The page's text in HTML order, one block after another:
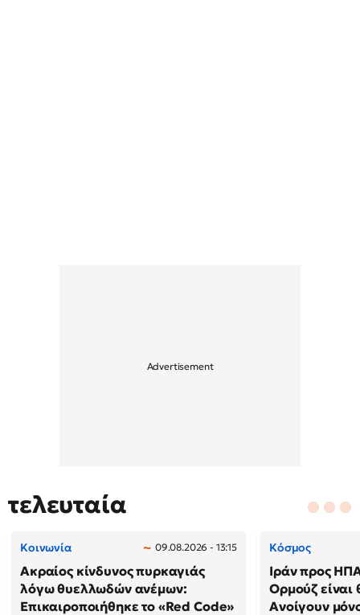
τελευταία
Κοινωνία 09.08.2026 - 13:15
Ακραίος κίνδυνος πυρκαγιάς
λόγω θυελλωδών ανέμων:
Επικαιροποιήθηκε το «Red Code»
Κόσμος
Ιράν προς
Ορμούζ είναι
Ανοίγουν